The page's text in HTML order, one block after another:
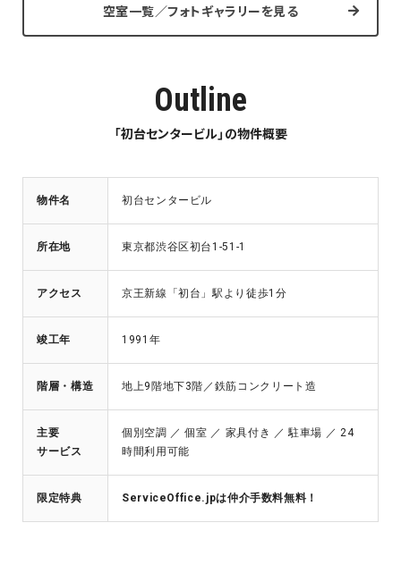
空室一覧／フォトギャラリーを見る
Outline
「初台センタービル」の物件概要
物件名 初台センタービル
所在地 東京都渋谷区初台1-51-1
アクセス 京王新線「初台」駅より徒歩1分
竣工年 1991年
階層・構造 地上9階地下3階／鉄筋コンクリート造
主要
サービス
個別空調 ／ 個室 ／ 家具付き ／ 駐車場 ／ 24
時間利用可能
限定特典 ServiceOffice.jpは仲介手数料無料！